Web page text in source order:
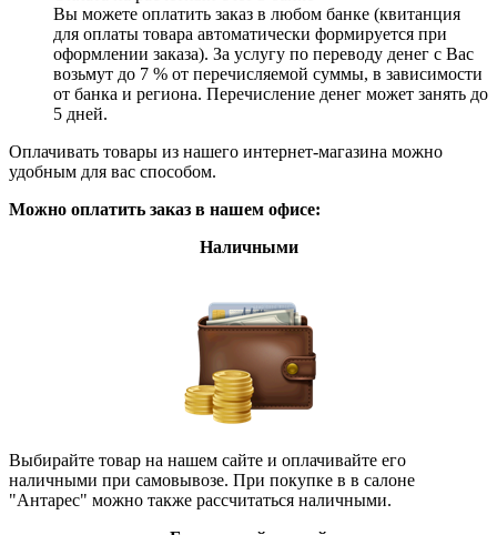
Вы можете оплатить заказ в любом банке (квитанция
для оплаты товара автоматически формируется при
оформлении заказа). За услугу по переводу денег с Вас
возьмут до 7 % от перечисляемой суммы, в зависимости
от банка и региона. Перечисление денег может занять до
5 дней.
Оплачивать товары из нашего интернет-магазина можно
удобным для вас способом.
Можно оплатить заказ в нашем офисе:
Наличными
Выбирайте товар на нашем сайте и оплачивайте его
наличными при самовывозе. При покупке в в салоне
"Антарес" можно также рассчитаться наличными.